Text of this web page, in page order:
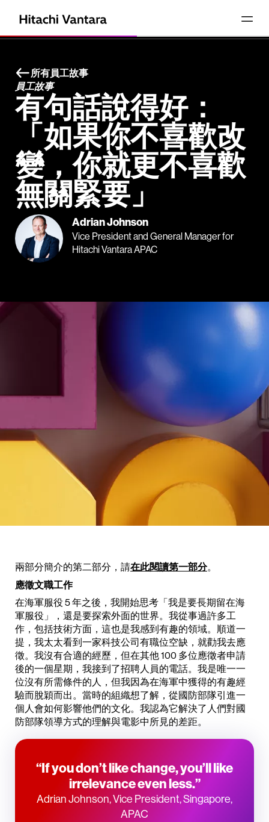
所有員工故事
員工故事
有句話說得好：
「如果你不喜歡改
變，你就更不喜歡
無關緊要」
Adrian Johnson
Vice President and General Manager for
Hitachi Vantara APAC
兩部分簡介的第二部分，請在此閱讀第一部分。
應徵文職工作
在海軍服役 5 年之後，我開始思考「我是要長期留在海
軍服役」，還是要探索外面的世界。我從事過許多工
作，包括技術方面，這也是我感到有趣的領域。順道一
提，我太太看到一家科技公司有職位空缺，就勸我去應
徵。我沒有合適的經歷，但在其他 100 多位應徵者申請
後的一個星期，我接到了招聘人員的電話。我是唯一一
位沒有所需條件的人，但我因為在海軍中獲得的有趣經
驗而脫穎而出。當時的組織想了解，從國防部隊引進一
個人會如何影響他們的文化。我認為它解決了人們對國
防部隊領導方式的理解與電影中所見的差距。
“If you don’t like change, you’ll like
irrelevance even less.”
Adrian Johnson, Vice President, Singapore,
APAC